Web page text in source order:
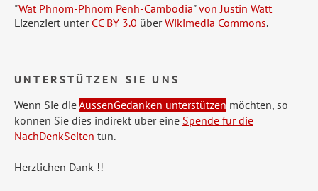
"Wat Phnom-Phnom Penh-Cambodia"von Justin Watt
Lizenziert unter CC BY 3.0 überWikimedia Commons.
UNTERSTÜTZEN SIE UNS
Wenn Sie dieAussenGedanken unterstützen möchten, so
können Sie dies indirekt über eine Spende für die
NachDenkSeiten tun.
Herzlichen Dank !!